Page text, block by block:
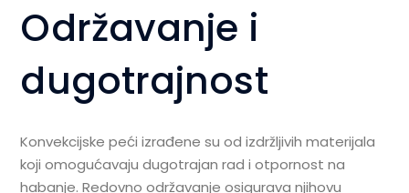
Održavanje i
dugotrajnost
Konvekcijske peći izrađene su od izdržljivih materijala
koji omogućavaju dugotrajan rad i otpornost na
habanje. Redovno održavanje osigurava njihovu